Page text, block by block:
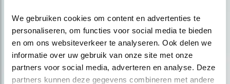
We gebruiken cookies om content en advertenties te
personaliseren, om functies voor social media te bieden
en om ons websiteverkeer te analyseren. Ook delen we
informatie over uw gebruik van onze site met onze
partners voor social media, adverteren en analyse. Deze
partners kunnen deze gegevens combineren met andere